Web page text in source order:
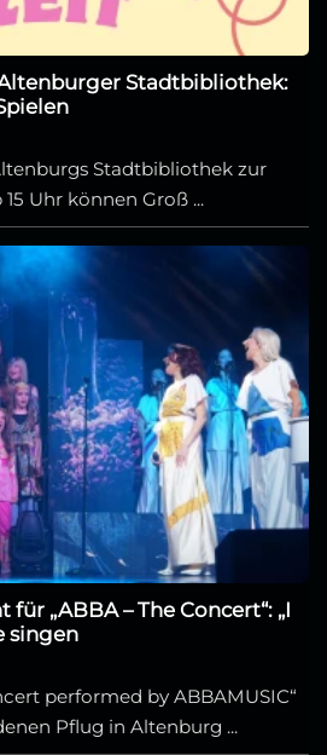
Stadtbibliothek:
Stadtbibliothek zur
Uhr können Groß ...
„ABBA – The Concert“: „I
singen
performed by ABBAMUSIC“
Pflug in Altenburg ...